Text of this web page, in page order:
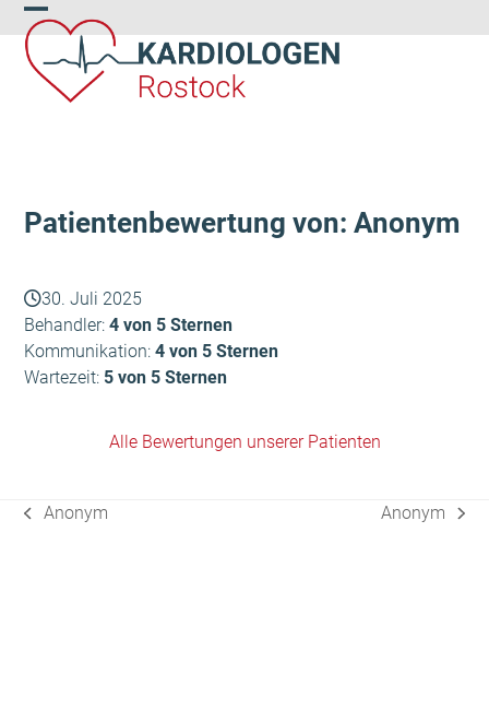
Skip
to
content
Open
mobile
menu
Close
mobile
menu
Patientenbewertung von: Anonym
30. Juli 2025
Behandler:4 von 5 Sternen
Kommunikation:4 von 5 Sternen
Wartezeit: 5 von 5 Sternen
Alle Bewertungen unserer Patienten
vorheriger
Anonym
Nächster
Anonym